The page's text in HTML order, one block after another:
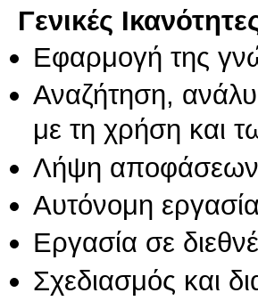
Γενικές
Εφαρμογή της
Αναζήτηση,
με τη χρήση και
Λήψη αποφάσεων
Αυτόνομη εργασία
Εργασία σε
Σχεδιασμός και